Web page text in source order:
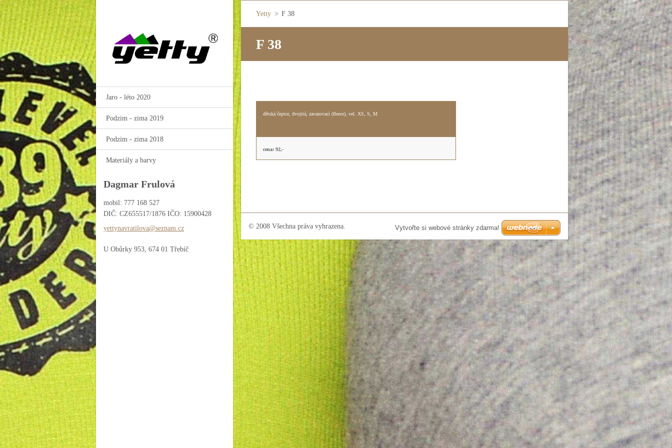
Jaro - léto 2020
Podzim - zima 2019
Podzim - zima 2018
Materiály a barvy
Dagmar Frulová
mobil: 777 168 527
DIČ: CZ655517/1876 IČO: 15900428
yettynavratilova@seznam. cz
U Obůrky 953, 674 01 Třebíč
Yetty > F 38
F 38
dětská čepice, dvojitá, zavazovací (fleece), vel. XS, S, M
cena: 92,-
© 2008 Všechna práva vyhrazena. Vytvořte si webové stránky zdarma!